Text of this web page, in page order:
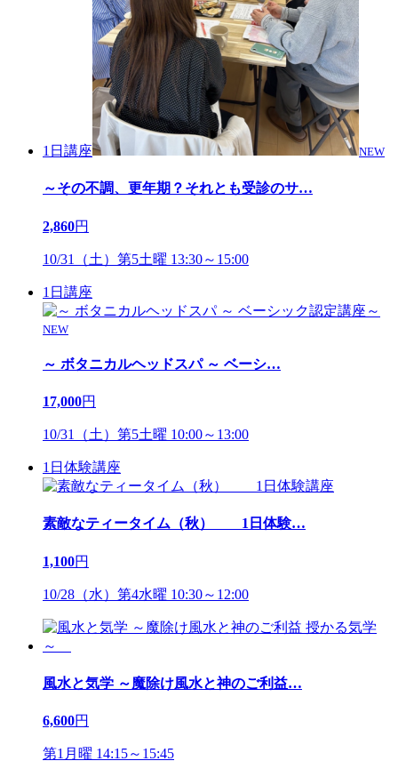
1日講座 NEW
～その不調、更年期？それとも受診のサ…
2,860円
10/31（土）第5土曜 13:30～15:00
1日講座
NEW
～ ボタニカルヘッドスパ ～ ベーシ…
17,000円
10/31（土）第5土曜 10:00～13:00
1日体験講座
素敵なティータイム（秋） 1日体験…
1,100円
10/28（水）第4水曜 10:30～12:00
風水と気学 ～魔除け風水と神のご利益…
6,600円
第1月曜 14:15～15:45